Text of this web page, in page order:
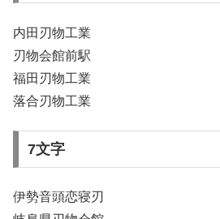
内田刃物工業
刃物会館前駅
福田刃物工業
落合刃物工業
7文字
伊勢音頭恋寝刃